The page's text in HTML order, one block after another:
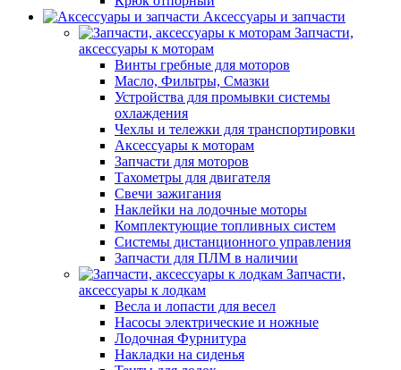
Аксессуары и запчасти
Запчасти,
аксессуары к моторам
Винты гребные для моторов
Масло, Фильтры, Смазки
Устройства для промывки системы
охлаждения
Чехлы и тележки для транспортировки
Аксессуары к моторам
Запчасти для моторов
Тахометры для двигателя
Свечи зажигания
Наклейки на лодочные моторы
Комплектующие топливных систем
Системы дистанционного управления
Запчасти для ПЛМ в наличии
Запчасти,
аксессуары к лодкам
Весла и лопасти для весел
Насосы электрические и ножные
Лодочная Фурнитура
Накладки на сиденья